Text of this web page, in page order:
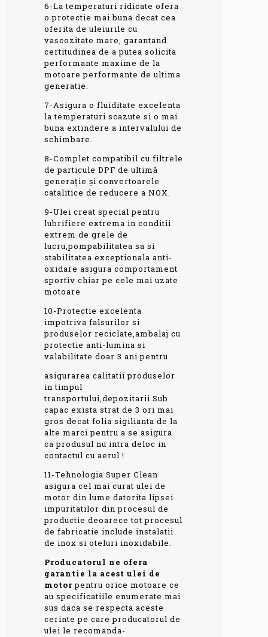
6-La temperaturi ridicate ofera
o protectie mai buna decat cea
oferita de uleiurile cu
vascozitate mare, garantand
certitudinea de a putea solicita
performante maxime de la
motoare performante de ultima
generatie.
7-Asigura o fluiditate excelenta
la temperaturi scazute si o mai
buna extindere a intervalului de
schimbare.
8-Complet compatibil cu filtrele
de particule DPF de ultimă
generație și convertoarele
catalitice de reducere a NOX.
9-Ulei creat special pentru
lubrifiere extrema in conditii
extrem de grele de
lucru,pompabilitatea sa si
stabilitatea exceptionala anti-
oxidare asigura comportament
sportiv chiar pe cele mai uzate
motoare
10-Protectie excelenta
impotriva falsurilor si
produselor reciclate,ambalaj cu
protectie anti-lumina si
valabilitate doar 3 ani pentru
asigurarea calitatii produselor
in timpul
transportului,depozitarii.Sub
capac exista strat de 3 ori mai
gros decat folia sigilianta de la
alte marci pentru a se asigura
ca produsul nu intra deloc in
contactul cu aerul !
11-Tehnologia Super Clean
asigura cel mai curat ulei de
motor din lume datorita lipsei
impuritatilor din procesul de
productie deoarece tot procesul
de fabricatie include instalatii
de inox si oteluri inoxidabile.
Producatorul ne ofera
garantie la acest ulei de
motorpentru orice motoare ce
au specificatiile enumerate mai
sus daca se respecta aceste
cerinte pe care producatorul de
ulei le recomanda-